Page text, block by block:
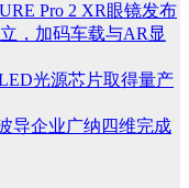
Pro 2 XR眼镜发布
，加码车载与AR显
光源芯片取得量产
导企业广纳四维完成